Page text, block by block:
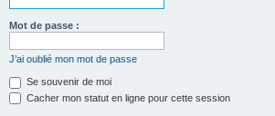
Mot de passe :
J’ai oublié mon mot de passe
Se souvenir de moi
Cacher mon statut en ligne pour cette session